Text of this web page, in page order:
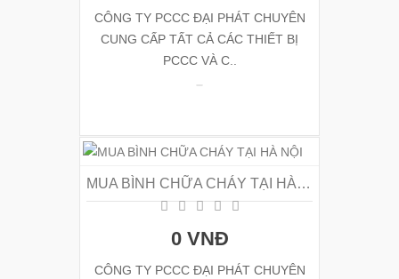
CÔNG TY PCCC ĐẠI PHÁT CHUYÊN
CUNG CẤP TẤT CẢ CÁC THIẾT BỊ
PCCC VÀ C..
MUA BÌNH CHỮA CHÁY TẠI HÀ NỘI
0 VNĐ
CÔNG TY PCCC ĐẠI PHÁT CHUYÊN